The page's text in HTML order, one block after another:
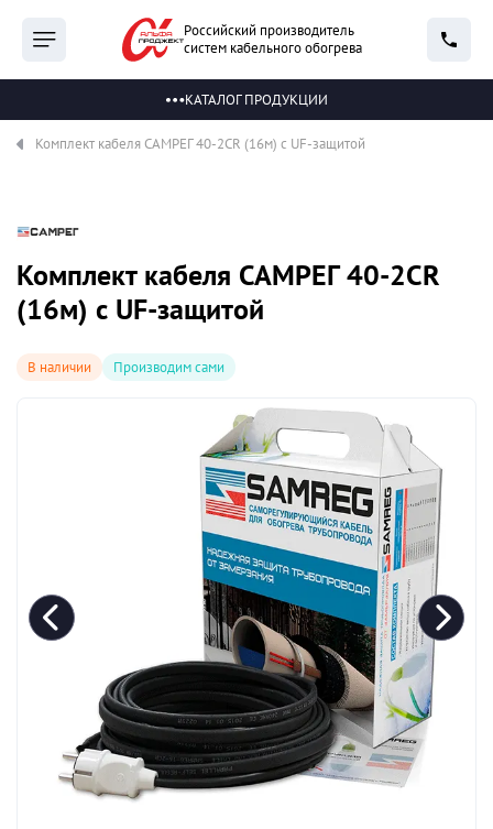
Российский производитель
систем кабельного обогрева
КАТАЛОГ ПРОДУКЦИИ
Комплект кабеля САМРЕГ 40-2CR (16м) с UF-защитой
В наличии Производим сами
Комплект кабеля САМРЕГ 40-2CR
(16м) с UF-защитой